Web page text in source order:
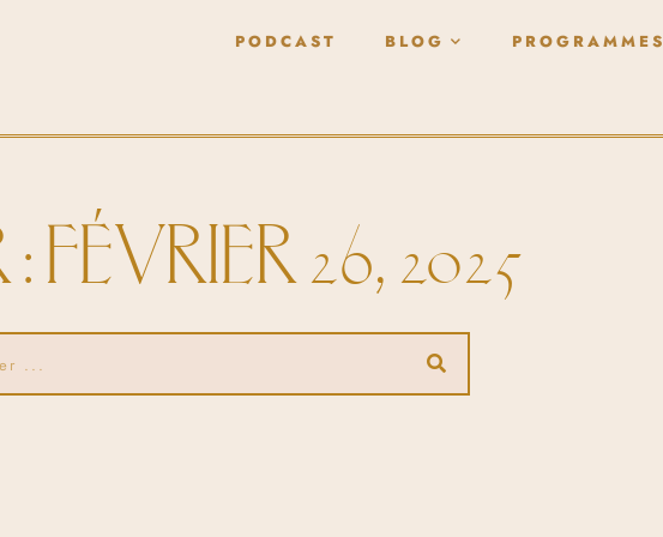
PODCAST BLOG PROGRAMMES
FÉVRIER 26, 2025